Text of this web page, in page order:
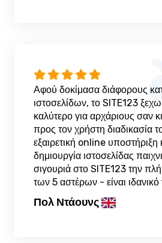
Αφού δοκίμασα διάφορους
ιστοσελίδων, το SITE123
καλύτερο για αρχάριους σαν
προς τον χρήστη διαδικασία
εξαιρετική online υποστήριξη
δημιουργία ιστοσελίδας
σιγουριά στο SITE123 την
των 5 αστέρων - είναι ιδανικό
Πολ Ντάουνς